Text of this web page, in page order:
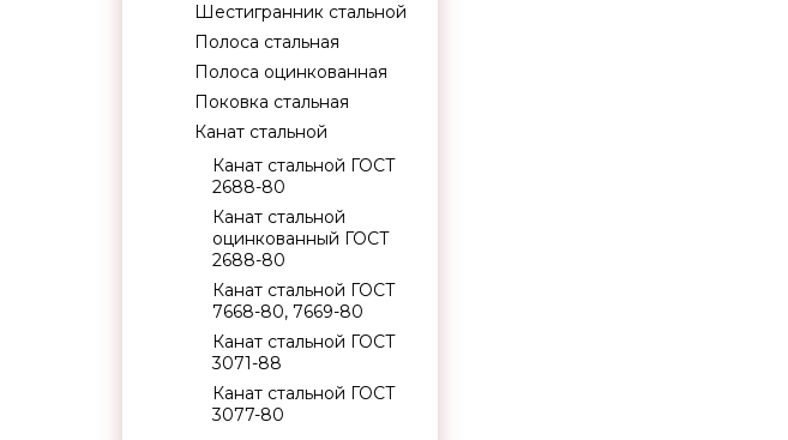
Шестигранник стальной
Полоса стальная
Полоса оцинкованная
Поковка стальная
Канат стальной
Канат стальной ГОСТ
2688-80
Канат стальной
оцинкованный ГОСТ
2688-80
Канат стальной ГОСТ
7668-80, 7669-80
Канат стальной ГОСТ
3071-88
Канат стальной ГОСТ
3077-80